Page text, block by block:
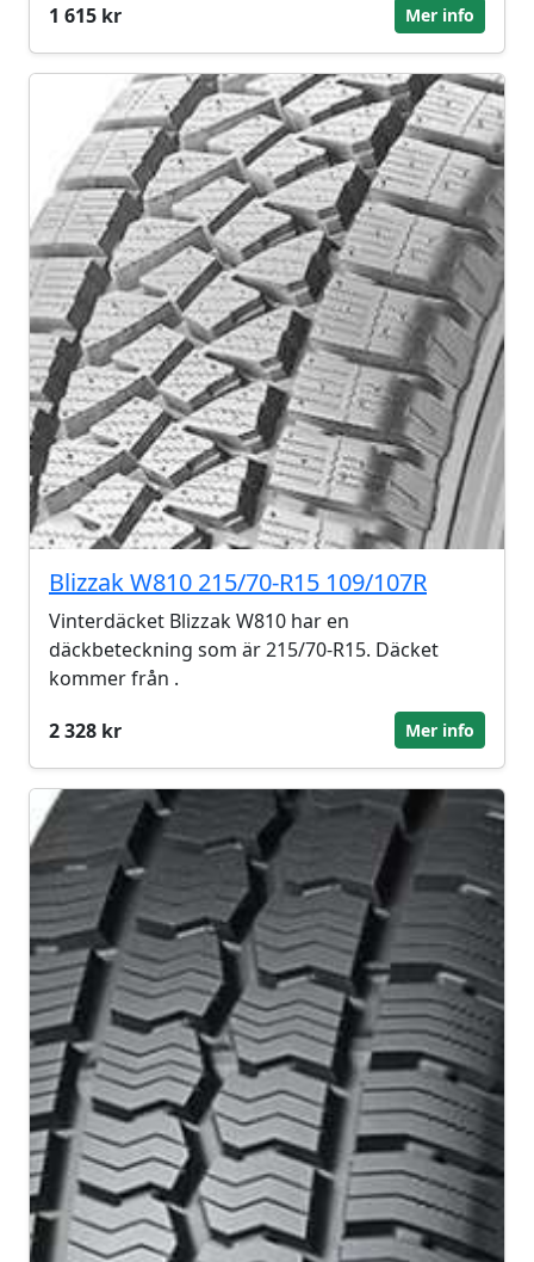
1 615 kr
Mer info
Blizzak W810 215/70-R15 109/107R
Vinterdäcket Blizzak W810 har en
däckbeteckning som är 215/70-R15. Däcket
kommer från .
2 328 kr
Mer info